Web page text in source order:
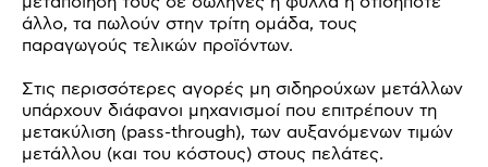
άλλο, τα πωλούν στην τρίτη ομάδα, τους
παραγωγούς τελικών προϊόντων.
Στις περισσότερες αγορές μη σιδηρούχων μετάλλων
υπάρχουν διάφανοι μηχανισμοί που επιτρέπουν τη
μετακύλιση (pass-through), των αυξανόμενων τιμών
μετάλλου (και του κόστους) στους πελάτες.